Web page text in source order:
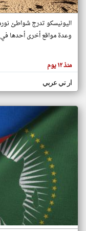
هنا عن
وجهة
كاتبيها.
اليونيسكو تدرج شواطئ
وعدة مواقع أخرى أحدها في
منذ ١٢ يوم
ار تي عربي